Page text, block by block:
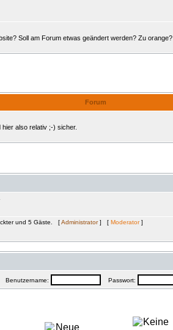
Soll am Forum etwas geändert werden? Zu orange?
Forum
also relativ ;-) sicher.
und 5 Gäste. [Administrator] [ Moderator]
Benutzername: Passwort: